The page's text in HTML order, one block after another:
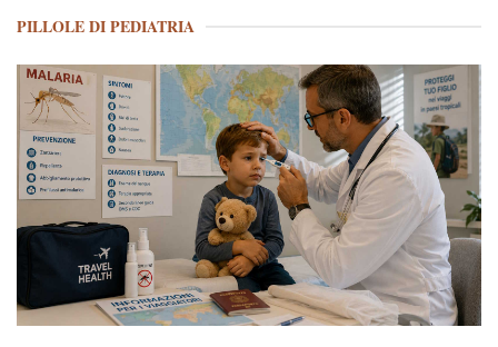
PILLOLE DI PEDIATRIA